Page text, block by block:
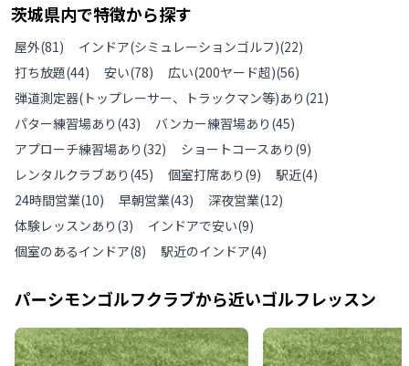
茨城県内で特徴から探す
屋外(81) インドア(シミュレーションゴルフ)(22)
打ち放題(44) 安い(78) 広い(200ヤード超)(56)
弾道測定器(トップレーサー、トラックマン等)あり (21)
パター練習場あり (43) バンカー練習場あり (45)
アプローチ練習場あり (32) ショートコースあり (9)
レンタルクラブあり (45) 個室打席あり (9) 駅近(4)
24時間営業(10) 早朝営業(43) 深夜営業(12)
体験レッスンあり (3) インドアで安い(9)
個室のあるインドア(8) 駅近のインドア(4)
パーシモンゴルフクラブから近いゴルフレッスン